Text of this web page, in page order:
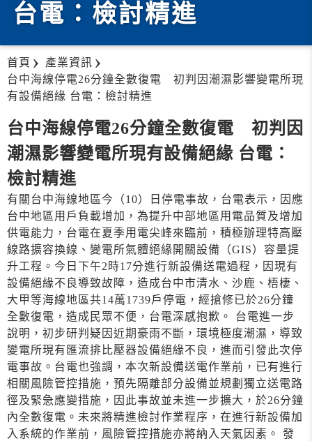
台電：檢討精進
首頁
產業資訊
台中海線停電26分鐘全數復電 初判因潮濕影響變電所現
有設備絕緣 台電：檢討精進
台中海線停電26分鐘全數復電 初判因
潮濕影響變電所現有設備絕緣 台電：
檢討精進
有關台中海線地區今（10）日停電事故，台電表示，因應
台中地區用戶負載增加，為提升中部地區用電品質及增加
供電能力，台電在夏季用電尖峰來臨前，積極辦理特高壓
線路擴容換線、變電所氣體絕緣開關設備（GIS）容量提
升工程。今日下午2時17分進行新設備送電過程，因現有
設備絕緣不良導致故障，造成台中市清水、沙鹿、梧棲、
大甲等海線地區共14萬1739戶停電，經搶修已於26分鐘
全數復電，造成民眾不便，台電深感抱歉。 台電進一步
說明，初步研判疑因近期豪雨不斷，環境極度潮濕，導致
變電所現有匯流排比壓器設備絕緣不良，進而引發此次停
電事故。台電也強調，本次新設備送電作業前，已有進行
相關風險管控措施，預先隔離部分設備並規劃獨立送電路
徑及緊急應變措施，因此事故並未進一步擴大，於26分鐘
內全數復電。未來將精進檢討作業程序，在進行新設備加
入系統的作業前，風險管控措施亦將納入天氣因素。 發